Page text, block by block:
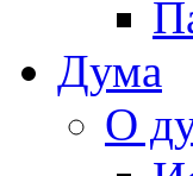
Дума
О